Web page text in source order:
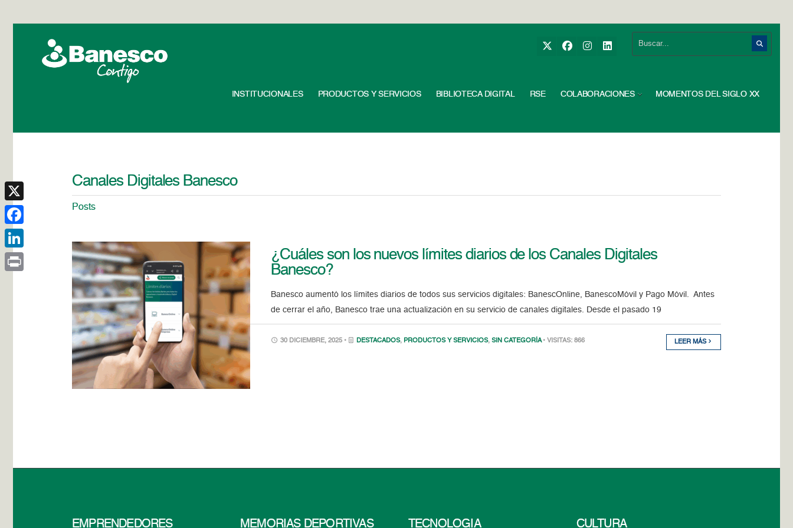
INSTITUCIONALES PRODUCTOS Y SERVICIOS BIBLIOTECA DIGITAL RSE COLABORACIONES MOMENTOS DEL SIGLO XX
Canales Digitales Banesco
Posts
¿Cuáles son los nuevos límites diarios de los Canales Digitales
Banesco?
Banesco aumentó los límites diarios de todos sus servicios digitales: BanescOnline, BanescoMóvil y Pago Móvil. Antes
de cerrar el año, Banesco trae una actualización en su servicio de canales digitales. Desde el pasado 19
30 DICIEMBRE, 2025 • DESTACADOS, PRODUCTOS Y SERVICIOS,SIN CATEGORÍA • VISITAS: 866 LEER MÁS
EMPRENDEDORES MEMORIAS DEPORTIVAS TECNOLOGÍA CULTURA
X
Facebook
LinkedIn